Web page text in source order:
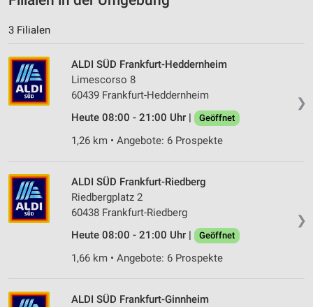
3 Filialen
❯
ALDI SÜD Frankfurt-Heddernheim
Limescorso 8
60439 Frankfurt-Heddernheim
Heute 08:00 - 21:00 Uhr |
Geöffnet
1,26 km • Angebote: 6 Prospekte
❯
ALDI SÜD Frankfurt-Riedberg
Riedbergplatz 2
60438 Frankfurt-Riedberg
Heute 08:00 - 21:00 Uhr |
Geöffnet
1,66 km • Angebote: 6 Prospekte
ALDI SÜD Frankfurt-Ginnheim